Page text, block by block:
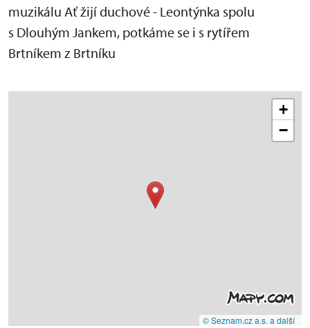
muzikálu Ať žijí duchové - Leontýnka spolu
s Dlouhým Jankem, potkáme se i s rytířem
Brtníkem z Brtníku
+
−
© Seznam.cz a.s. a další